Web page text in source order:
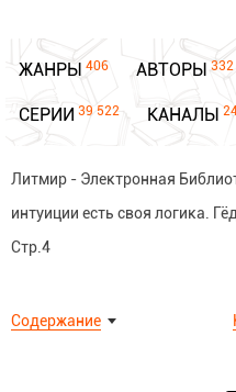
ЖАНРЫ 406 АВТОРЫ 332
СЕРИИ 39 522 КАНАЛЫ
Литмир - Электронная
интуиции есть своя логика.
Стр.4
Содержание